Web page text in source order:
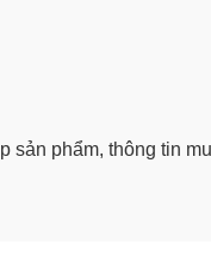
sản phẩm, thông tin